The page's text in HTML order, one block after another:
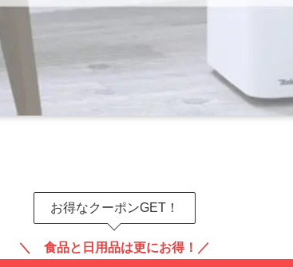
お得なクーポンGET！
＼ 食品と日用品は更にお得！／